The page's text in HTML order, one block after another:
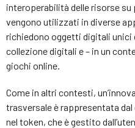
interoperabilità delle risorse
vengono utilizzati in diverse
richiedono oggetti digitali
collezione digitali e – in un
giochi online.
Come in altri contesti,
trasversale è rappresentata
nel token, che è gestito